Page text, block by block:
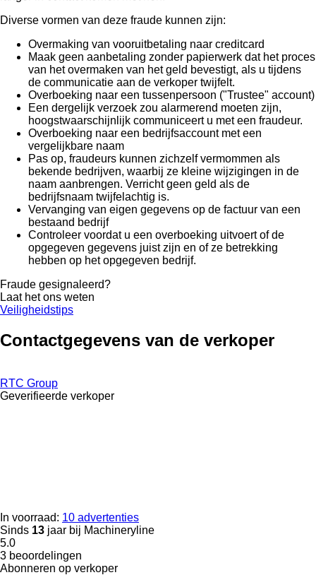
Diverse vormen van deze fraude kunnen zijn:
Overmaking van vooruitbetaling naar creditcard
Maak geen aanbetaling zonder papierwerk dat het proces
van het overmaken van het geld bevestigt, als u tijdens
de communicatie aan de verkoper twijfelt.
Overboeking naar een tussenpersoon ("Trustee" account)
Een dergelijk verzoek zou alarmerend moeten zijn,
hoogstwaarschijnlijk communiceert u met een fraudeur.
Overboeking naar een bedrijfsaccount met een
vergelijkbare naam
Pas op, fraudeurs kunnen zichzelf vermommen als
bekende bedrijven, waarbij ze kleine wijzigingen in de
naam aanbrengen. Verricht geen geld als de
bedrijfsnaam twijfelachtig is.
Vervanging van eigen gegevens op de factuur van een
bestaand bedrijf
Controleer voordat u een overboeking uitvoert of de
opgegeven gegevens juist zijn en of ze betrekking
hebben op het opgegeven bedrijf.
Fraude gesignaleerd?
Laat het ons weten
Veiligheidstips
Contactgegevens van de verkoper
RTC Group
Geverifieerde verkoper
In voorraad: 10 advertenties
Sinds 13 jaar bij Machineryline
5.0
3 beoordelingen
Abonneren op verkoper